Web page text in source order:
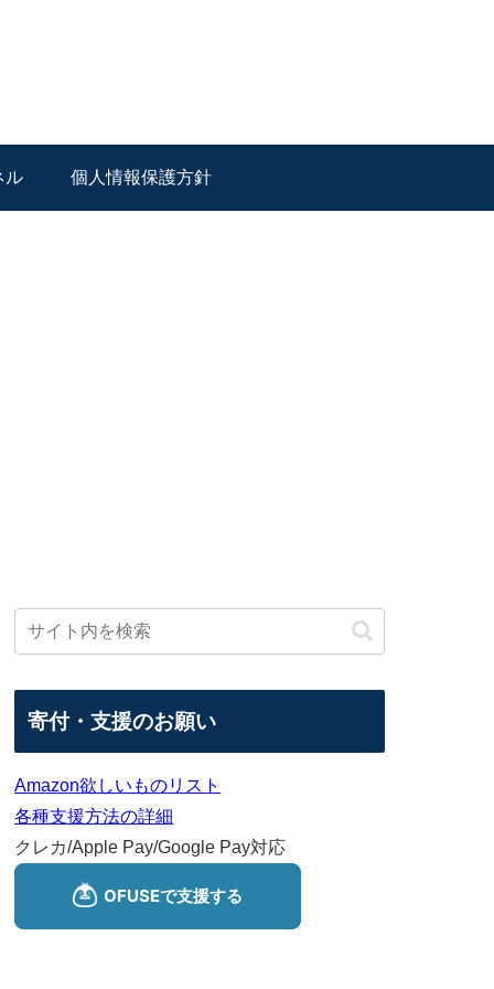
ル 個人情報保護方針
寄付・支援のお願い
Amazon欲しいものリスト
各種支援方法の詳細
クレカ/Apple Pay/Google Pay対応